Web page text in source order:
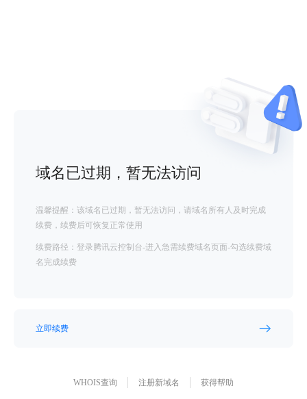
域名已过期，暂无法访问
温馨提醒：该域名已过期，暂无法访问，请域名所有人及时完成
续费，续费后可恢复正常使用
续费路径：登录腾讯云控制台-进入急需续费域名页面-勾选续费域
名完成续费
立即续费
WHOIS查询 注册新域名 获得帮助